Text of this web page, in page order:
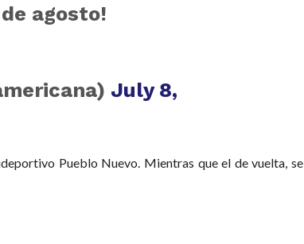
agosto!
July 8,
Pueblo Nuevo. Mientras que el de vuelta, se